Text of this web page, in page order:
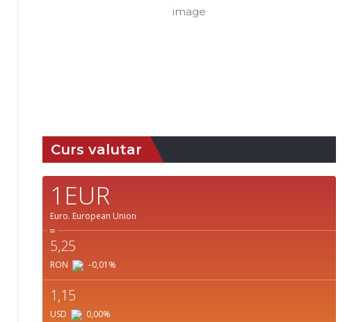
Curs valutar
1EUR
Euro. European Union
=
5,25
RON –0,01 %
1,15
USD 0,00%